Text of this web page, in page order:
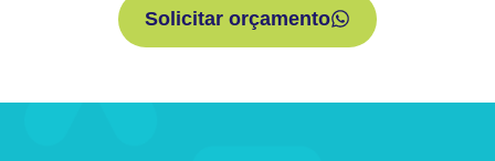
Solicitar orçamento